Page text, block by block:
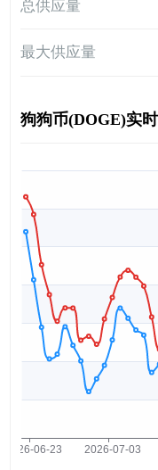
总供应量
最大供应量
狗狗币(DOGE)实